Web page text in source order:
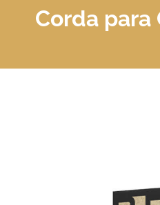
Corda para